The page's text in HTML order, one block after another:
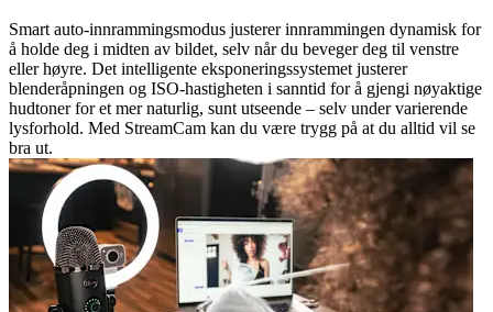
Smart auto-innrammingsmodus justerer innrammingen dynamisk for
å holde deg i midten av bildet, selv når du beveger deg til venstre
eller høyre. Det intelligente eksponeringssystemet justerer
blenderåpningen og ISO-hastigheten i sanntid for å gjengi nøyaktige
hudtoner for et mer naturlig, sunt utseende – selv under varierende
lysforhold. Med StreamCam kan du være trygg på at du alltid vil se
bra ut.